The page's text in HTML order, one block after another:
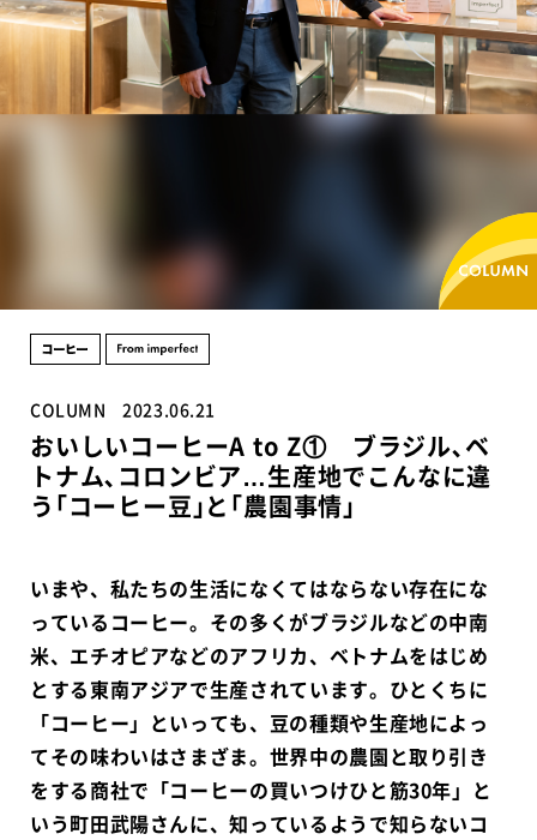
COLUMN 2023.06.21
おいしいコーヒーA to Z① ブラジル､ベ
トナム､コロンビア…生産地でこんなに違
う｢コーヒー豆｣と｢農園事情｣
いまや、私たちの生活になくてはならない存在にな
っているコーヒー。その多くがブラジルなどの中南
米、エチオピアなどのアフリカ、ベトナムをはじめ
とする東南アジアで生産されています。ひとくちに
「コーヒー」といっても、豆の種類や生産地によっ
てその味わいはさまざま。世界中の農園と取り引き
をする商社で「コーヒーの買いつけひと筋30年」と
いう町田武陽さんに、知っているようで知らないコ